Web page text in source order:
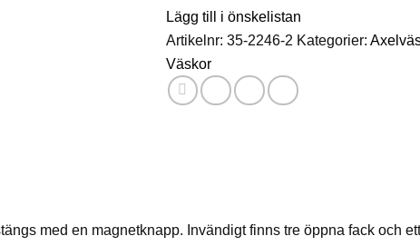
Lägg till i önskelistan
Artikelnr: 35-2246-2 Kategorier:
Väskor
med en magnetknapp. Invändigt finns tre öppna fack och